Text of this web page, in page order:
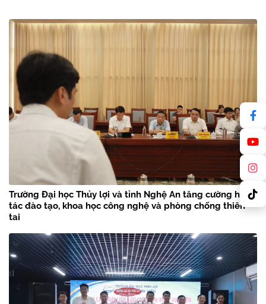
Trường Đại học Thủy lợi và tỉnh Nghệ An tăng cường hợp
tác đào tạo, khoa học công nghệ và phòng chống thiên
tai